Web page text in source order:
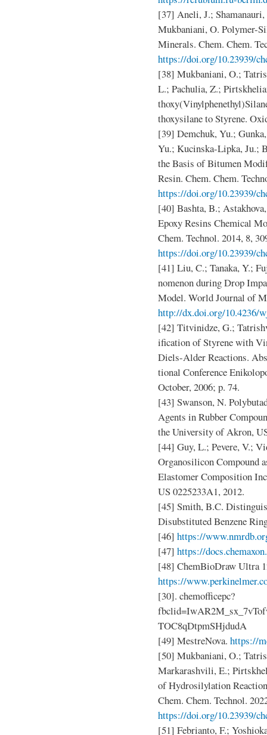
[37] Aneli, J.;
Mukbaniani, O. Polymer-
Minerals. Chem. Chem.
https://doi.org/10.23939/
[38] Mukbaniani, O.;
L.; Pachulia, Z.;
thoxysilane to Styrene.
[39] Demchuk, Yu.;
Yu.; Kucinska-Lipka, Ju.;
the Basis of Bitumen
Resin. Chem. Chem.
https://doi.org/10.23939/
[40] Bashta, B.;
Epoxy Resins Chemical
Chem. Technol. 2014, 8,
https://doi.org/10.23939/
[41] Liu, C.; Tanaka, Y.;
nomenon during Drop
Model. World Journal of
http://dx.doi.org/10.4236/
[42] Titvinidze, G.;
ification of Styrene with
Diels-Alder Reactions.
tional Conference
October, 2006; p. 74.
[43] Swanson, N.
Agents in Rubber
the University of Akron,
[44] Guy, L.; Pevere, V.;
Organosilicon Compound
Elastomer Composition
US 0225233A1, 2012.
[45] Smith, B.C.
Disubstituted Benzene
[46] https://
[47] https://
[48] ChemBioDraw Ultra
https://
[30]. chemofficepc?
TOC8qDtpmSHjdudA
[49] MestreNova. https://
[50] Mukbaniani, O.;
Markarashvili, E.;
of Hydrosilylation
Chem. Chem. Technol.
https://doi.org/10.23939/
[51] Febrianto, F.;